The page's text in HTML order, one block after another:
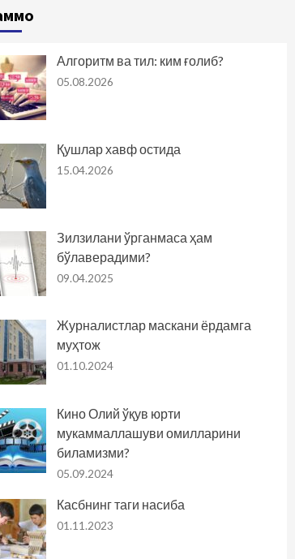
Алгоритм ва тил: ким ғолиб?
05.08.2026
Қушлар хавф остида
15.04.2026
Зилзилани ўрганмаса ҳам
бўлаверадими?
09.04.2025
Журналистлар маскани ёрдамга
муҳтож
01.10.2024
Кино Олий ўқув юрти
мукаммаллашуви омилларини
биламизми?
05.09.2024
Касбнинг таги насиба
01.11.2023